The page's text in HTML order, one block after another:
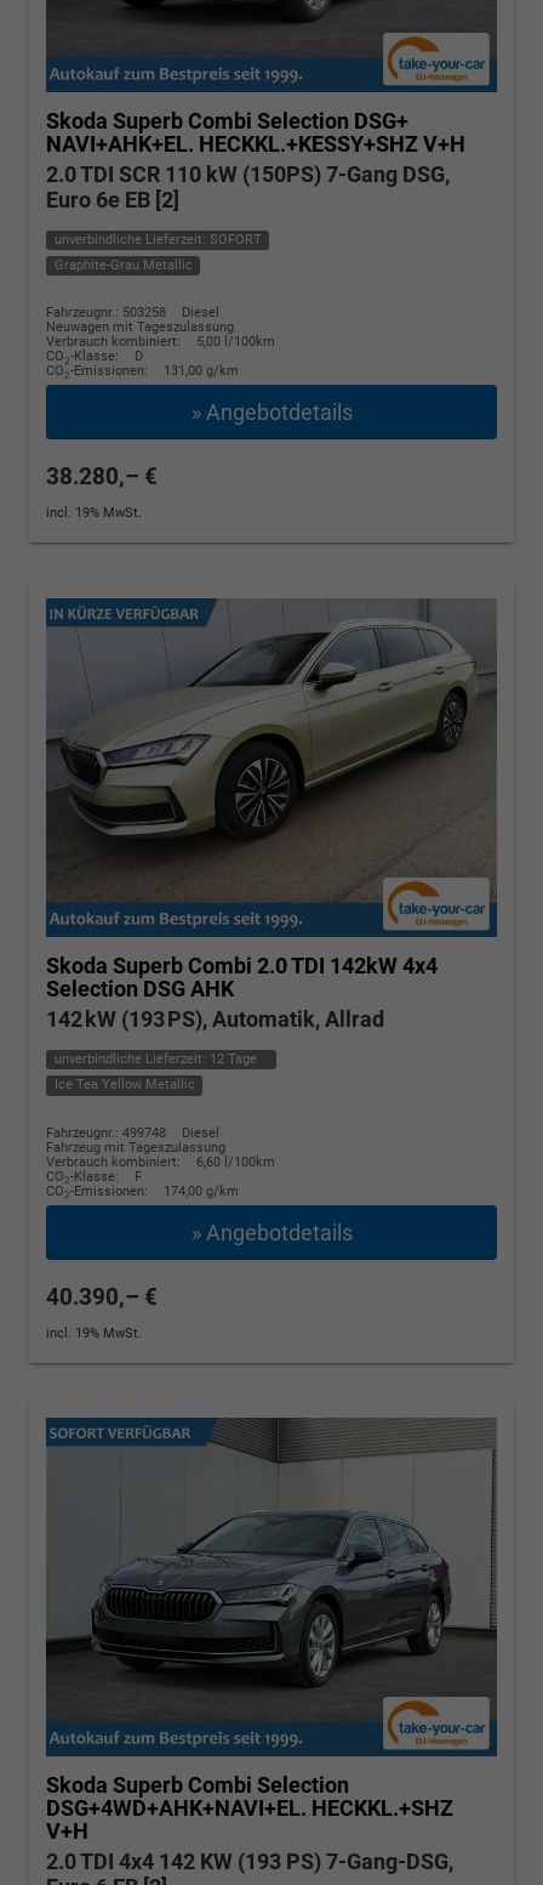
Skoda Superb Combi Selection DSG+
NAVI+AHK+EL. HECKKL.+KESSY+SHZ V+H
2.0 TDI SCR 110 kW (150PS) 7-Gang DSG,
Euro 6e EB [2]
unverbindliche Lieferzeit: SOFORT
Graphite-Grau Metallic
Fahrzeugnr.: 503258
Diesel
Neuwagen mit Tageszulassung
Verbrauch kombiniert:
5,00 l/100km
CO2-Klasse:
D
CO2-Emissionen: 131,00 g/km
» Angebotdetails
38.280,– €
incl. 19% MwSt.
Skoda Superb Combi 2.0 TDI 142kW 4x4
Selection DSG AHK
142 kW (193 PS), Automatik, Allrad
unverbindliche Lieferzeit: 12 Tage
Ice Tea Yellow Metallic
Fahrzeugnr.: 499748
Diesel
Fahrzeug mit Tageszulassung
Verbrauch kombiniert:
6,60 l/100km
CO2-Klasse:
F
CO2-Emissionen: 174,00 g/km
» Angebotdetails
40.390,– €
incl. 19% MwSt.
Skoda Superb Combi Selection
DSG+4WD+AHK+NAVI+EL. HECKKL.+SHZ
V+H
2.0 TDI 4x4 142 KW (193 PS) 7-Gang-DSG,